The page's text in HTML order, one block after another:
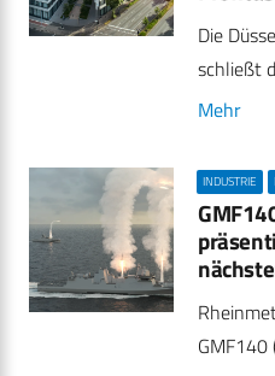
Die
schließt
Mehr
INDUSTRIE
GMF140